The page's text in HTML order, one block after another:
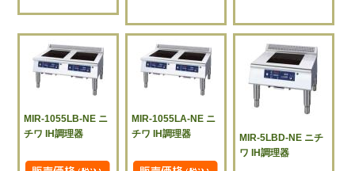
MIR-1055LB-NE ニ
チワ IH調理器
MIR-1055LA-NE ニ
チワ IH調理器
MIR-5LBD-NE ニチ
ワ IH調理器